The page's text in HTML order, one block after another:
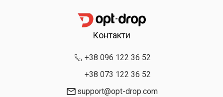
Контакти
+38 096 122 36 52
+38 073 122 36 52
support@opt-drop.com